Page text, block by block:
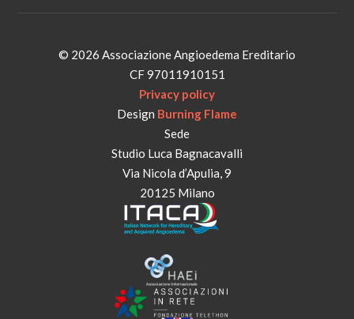
© 2026 Associazione Angioedema Ereditario
CF 97011910151
Privacy policy
Design Burning Flame
Sede
Studio Luca Bagnacavalli
Via Nicola d’Apulia, 9
20125 Milano